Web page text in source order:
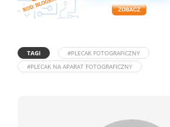
TAGI
#PLECAK FOTOGRAFICZNY
#PLECAK NA APARAT FOTOGRAFICZNY